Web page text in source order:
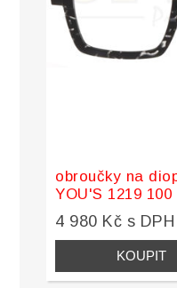
obroučky na
YOU'S 1219 100
4 980 Kč s DPH